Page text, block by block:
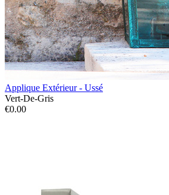
Applique Extérieur - Ussé
Vert-De-Gris
€0.00